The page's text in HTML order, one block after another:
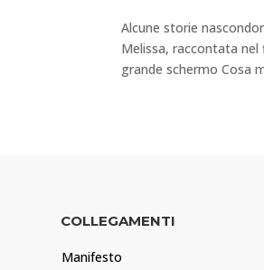
Alcune storie
Melissa, raccontata
grande schermo Cosa
COLLEGAMENTI
Manifesto